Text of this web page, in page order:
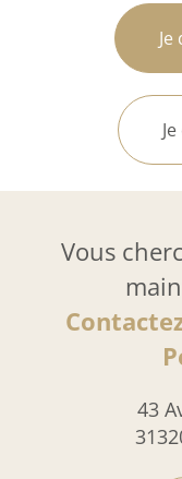
Vous
43